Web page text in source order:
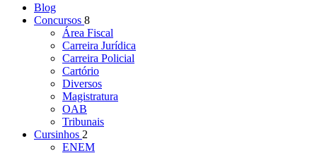
Blog
Concursos 8
Área Fiscal
Carreira Jurídica
Carreira Policial
Cartório
Diversos
Magistratura
OAB
Tribunais
Cursinhos 2
ENEM